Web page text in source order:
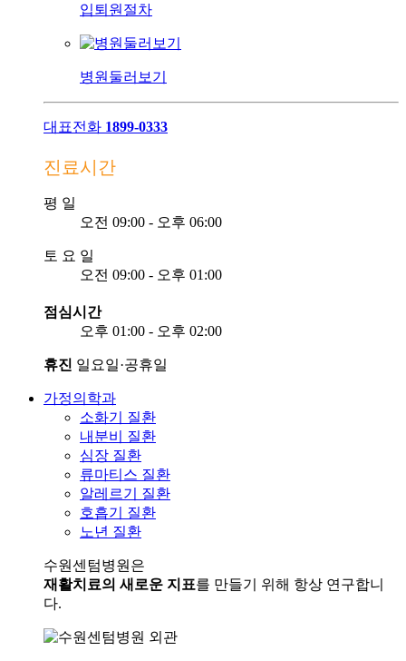
입퇴원절차
병원둘러보기
대표전화 1899-0333
진료시간
평 일
오전 09:00 - 오후 06:00
토 요 일
오전 09:00 - 오후 01:00
점심시간
오후 01:00 - 오후 02:00
휴진 일요일·공휴일
가정의학과
소화기 질환
내분비 질환
심장 질환
류마티스 질환
알레르기 질환
호흡기 질환
노년 질환
수원센텀병원은
재활치료의 새로운 지표를 만들기 위해 항상 연구합니
다.